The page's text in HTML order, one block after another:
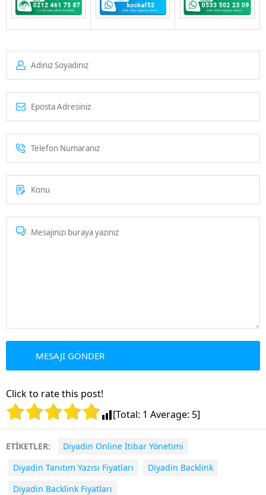
Click to rate this post!
[Total: 1 Average: 5]
ETİKETLER:
Diyadin Online İtibar Yönetimi
Diyadin Tanıtım Yazısı Fiyatları
Diyadin Backlink
Diyadin Backlink Fiyatları